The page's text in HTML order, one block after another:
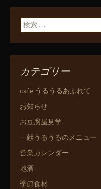
ン
検索:
カテゴリー
cafe うるうるあふれて
お知らせ
お豆腐屋見学
一献うるうるのメニュー
営業カレンダー
地酒
季節食材